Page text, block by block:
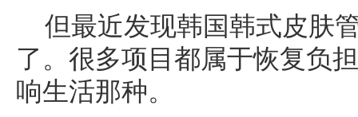
但最近发现韩国韩式皮肤
了。很多项目都属于恢复负
响生活那种。